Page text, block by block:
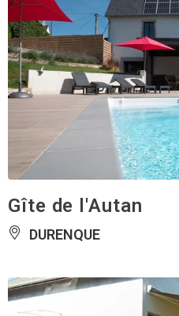
Gîte de l'Autan
DURENQUE